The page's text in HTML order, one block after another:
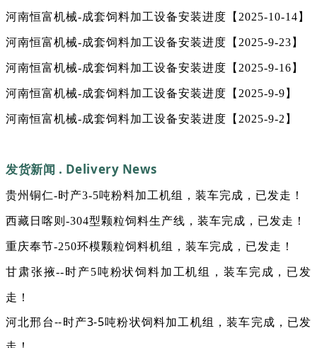
河南恒富机械-成套饲料加工设备安装进度【2025-10-14】
河南恒富机械-成套饲料加工设备安装进度【2025-9-23】
河南恒富机械-成套饲料加工设备安装进度【2025-9-16】
河南恒富机械-成套饲料加工设备安装进度【2025-9-9】
河南恒富机械-成套饲料加工设备安装进度【2025-9-2】
发货新闻 . Delivery News
贵州铜仁-时产3-5吨粉料加工机组，装车完成，已发走！
西藏日喀则-304型颗粒饲料生产线，装车完成，已发走！
重庆奉节-250环模颗粒饲料机组，装车完成，已发走！
甘肃张掖--时产5吨粉状饲料加工机组，装车完成，已发
走！
河北邢台--时产3-5吨粉状饲料加工机组，装车完成，已发